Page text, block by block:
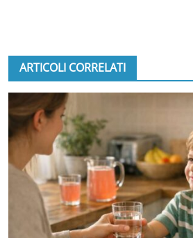
ARTICOLI CORRELATI